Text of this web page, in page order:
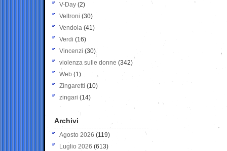
V-Day (2)
Veltroni (30)
Vendola (41)
Verdi (16)
Vincenzi (30)
violenza sulle donne (342)
Web (1)
Zingaretti (10)
zingari (14)
Archivi
Agosto 2026 (119)
Luglio 2026 (613)